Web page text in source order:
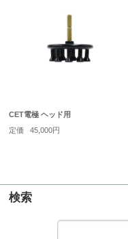
CET電極 ヘッド用
定価
45,000円
検索